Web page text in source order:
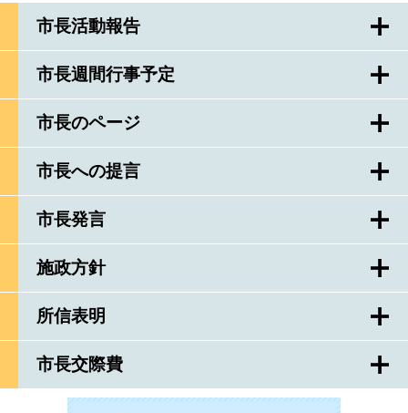
市長活動報告
市長週間行事予定
市長のページ
市長への提言
市長発言
施政方針
所信表明
市長交際費